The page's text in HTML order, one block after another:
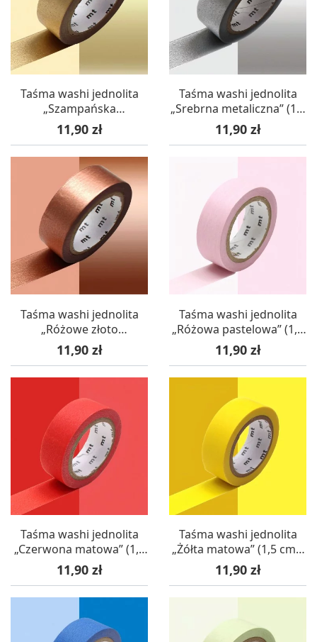
Taśma washi jednolita
„Szampańska
metaliczna” (1,5 cm x 7
m) – mt masking tape
Cena
11,90 zł
Taśma washi jednolita
„Srebrna metaliczna” (1,5
cm x 7 m) – mt masking
tape
Cena
11,90 zł
Taśma washi jednolita
„Różowe złoto
metaliczne” (1,5 cm x 7
m) – mt masking tape
Cena
11,90 zł
Taśma washi jednolita
„Różowa pastelowa” (1,5
cm x 7 m) – mt masking
tape
Cena
11,90 zł
Taśma washi jednolita
„Czerwona matowa” (1,5
cm x 7 m) – mt masking
tape
Cena
11,90 zł
Taśma washi jednolita
„Żółta matowa” (1,5 cm x
7 m) – mt masking tape
Cena
11,90 zł